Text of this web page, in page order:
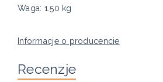
Waga: 1.50 kg
Informacje o producencie
Recenzje